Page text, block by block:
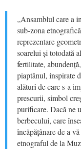
„Ansamblul care a
sub-zona
reprezentare
soarelui și totodată
fertilitate,
piaptănul, inspirate
alături de care s-a
prescurii, simbol
purificare. Dacă ne
berbecului, care
încăpățânare de a
etnograful de la